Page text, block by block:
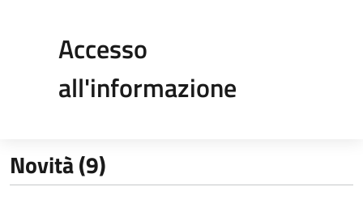
Accesso
all'informazione
Novità (9)